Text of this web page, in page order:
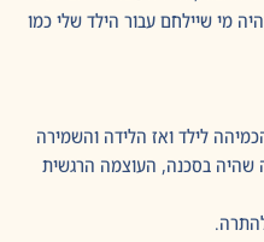
מי שיילחם עבור הילד שלי כמו
לילד ואז הלידה והשמירה
שהיה בסכנה, העוצמה הרגשית